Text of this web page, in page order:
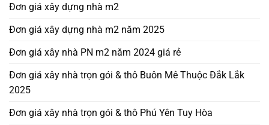
Đơn giá xây dựng nhà m2
Đơn giá xây dựng nhà m2 năm 2025
Đơn giá xây nhà PN m2 năm 2024 giá rẻ
Đơn giá xây nhà trọn gói & thô Buôn Mê Thuộc Đắk Lắk
2025
Đơn giá xây nhà trọn gói & thô Phú Yên Tuy Hòa